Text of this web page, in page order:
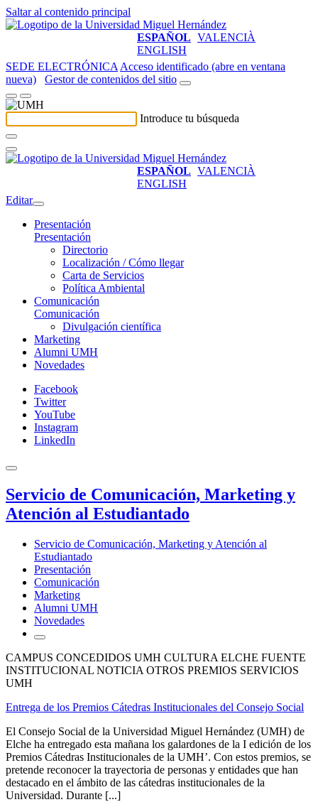
Saltar al contenido principal
ESPAÑOL VALENCIÀ
ENGLISH
SEDE ELECTRÓNICA Acceso identificado (abre en ventana
nueva)
Gestor de contenidos del sitio
Introduce tu búsqueda
ESPAÑOL VALENCIÀ
ENGLISH
Editar
Presentación
Presentación
Directorio
Localización / Cómo llegar
Carta de Servicios
Política Ambiental
Comunicación
Comunicación
Divulgación científica
Marketing
Alumni UMH
Novedades
Facebook
Twitter
YouTube
Instagram
LinkedIn
Servicio de Comunicación, Marketing y
Atención al Estudiantado
Servicio de Comunicación, Marketing y Atención al
Estudiantado
Presentación
Comunicación
Marketing
Alumni UMH
Novedades
CAMPUS CONCEDIDOS UMH CULTURA ELCHE FUENTE
INSTITUCIONAL NOTICIA OTROS PREMIOS SERVICIOS
UMH
Entrega de los Premios Cátedras Institucionales del Consejo Social
El Consejo Social de la Universidad Miguel Hernández (UMH) de
Elche ha entregado esta mañana los galardones de la I edición de los
Premios Cátedras Institucionales de la UMH’. Con estos premios, se
pretende reconocer la trayectoria de personas y entidades que han
destacado en el ámbito de las cátedras institucionales de la
Universidad. Durante [...]